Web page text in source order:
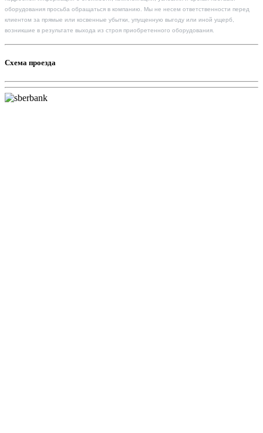
оборудования просьба обращаться в компанию. Мы не несем ответственности перед
клиентом за прямые или косвенные убытки, упущенную выгоду или иной ущерб,
возникшие в результате выхода из строя приобретенного оборудования.
Схема проезда